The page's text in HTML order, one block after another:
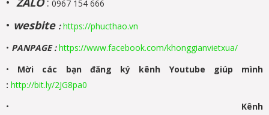
0967 154 666
• wesbite : https://phucthao.vn
• PANPAGE:https://www.facebook.com/khonggianvietxua/
• Mời các bạn đăng ký kênh Youtube giúp mình
: http://bit.ly/2JG8pa0
• Kênh